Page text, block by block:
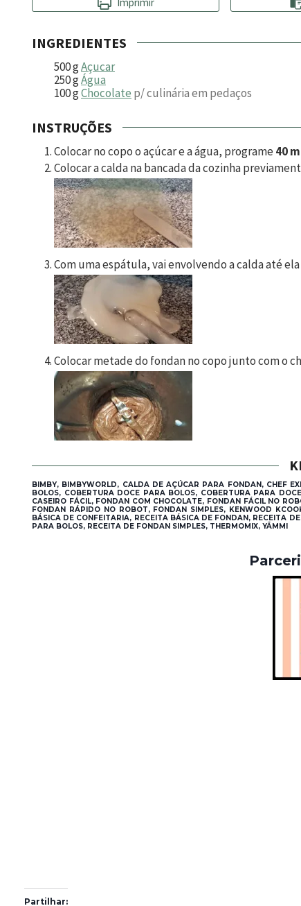
INGREDIENTES
500gAçucar
250gÁgua
100gChocolate p/ culinária em pedaços
INSTRUÇÕES
Colocar no copo o açúcar e a água, programe40
Colocar a calda na bancada da cozinha
Com uma espátula, vai envolvendo a calda até
Colocar metade do fondan no copo junto com o
BIMBY, BIMBYWORLD, CALDA DE AÇÚCAR PARA FONDAN, CHEF
BOLOS, COBERTURA DOCE PARA BOLOS, COBERTURA PARA
CASEIRO FÁCIL, FONDAN COM CHOCOLATE, FONDAN FÁCIL NO
FONDAN RÁPIDO NO ROBOT, FONDAN SIMPLES, KENWOOD
BÁSICA DE CONFEITARIA, RECEITA BÁSICA DE FONDAN, RECEITA
PARA BOLOS, RECEITA DE FONDAN SIMPLES, THERMOMIX, YÄMMI
Partilhar: